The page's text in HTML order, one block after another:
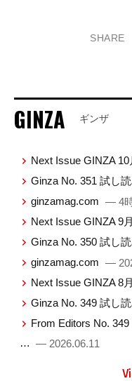
SHARE
GINZA ギンザ
Next Issue GINZA
Ginza No. 351 試し
ginzamag.com — 4
Next Issue GINZA 9
Ginza No. 350 試し
ginzamag.com —
Next Issue GINZA 8
Ginza No. 349 試し
From Editors No.
… — 2026.06.11